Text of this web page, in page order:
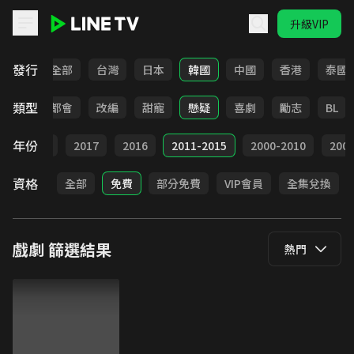
升級VIP
發行 全部 台灣 日本 韓國 中國 香港 泰國
類型
愛情 都會 改編 甜寵 懸疑 喜劇 勵志 BL
年份
2018 2017 2016 2011-2015 2000-2010
資格 全部 免費 部分免費 VIP會員 全集兌換
戲劇 篩選結果 熱門